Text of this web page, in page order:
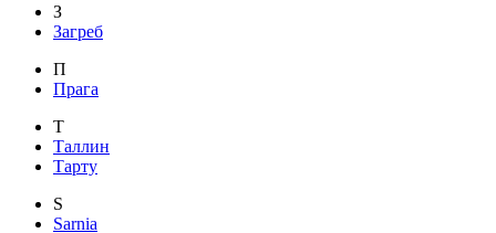
З
Загреб
П
Прага
Т
Таллин
Тарту
S
Sarnia